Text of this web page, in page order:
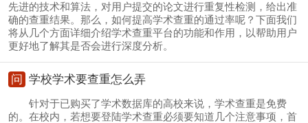
先进的技术和算法，对用户提交的论文进行重复性检测，给出准
确的查重结果。那么，如何提高学术查重的通过率呢？下面我们
将从几个方面详细介绍学术查重平台的功能和作用，以帮助用户
更好地了解其是否会进行深度分析。
问 学校学术要查重怎么弄
针对于已购买了学术数据库的高校来说，学术查重是免费
的。在校内，若想要登陆学术查重必须要知道几个注意事项，首